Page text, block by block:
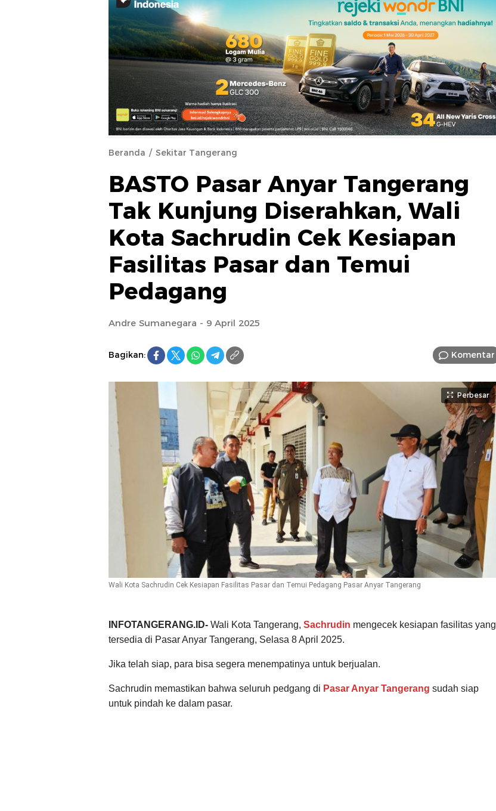
Beranda Sekitar Tangerang
BASTO Pasar Anyar Tangerang
Tak Kunjung Diserahkan, Wali
Kota Sachrudin Cek Kesiapan
Fasilitas Pasar dan Temui
Pedagang
Andre Sumanegara - 9 April 2025
Bagikan: Komentar
Perbesar
Wali Kota Sachrudin Cek Kesiapan Fasilitas Pasar dan Temui Pedagang Pasar Anyar Tangerang
INFOTANGERANG.ID- Wali Kota Tangerang, Sachrudin mengecek kesiapan fasilitas yang
tersedia di Pasar Anyar Tangerang, Selasa 8 April 2025.
Jika telah siap, para bisa segera menempatinya untuk berjualan.
Sachrudin memastikan bahwa seluruh pedgang di Pasar Anyar Tangerang sudah siap
untuk pindah ke dalam pasar.